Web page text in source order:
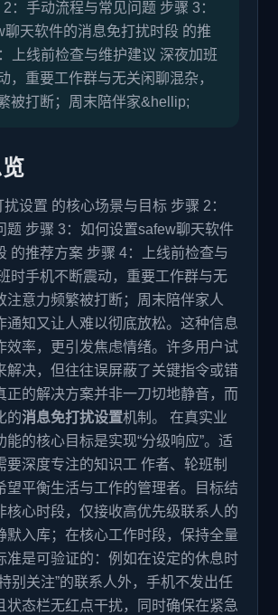
：手动流程与常见问题 步骤 3：
聊天软件的消息免打扰时段 的推
上线前检查与维护建议 深夜加班
，重要工作群与无关闲聊混杂，
被打断；周末陪伴家&hellip;
设置 的核心场景与目标 步骤 2：
题 步骤 3：如何设置safew聊天软件
的推荐方案 步骤 4：上线前检查与
时手机不断震动，重要工作群与无
注意力频繁被打断；周末陪伴家人
通知又让人难以彻底放松。这种信息
效率，更引发焦虑情绪。许多用户试
解决，但往往误屏蔽了关键指令或错
正的解决方案并非一刀切地静音，而
的消息免打扰设置机制。 在真实业
能的核心目标是实现“分级响应”。适
要深度专注的知识工 作者、轮班制
望平衡生活与工作的管理者。目标结
核心时段，仅接收高优先级联系人的
默入库；在核心工作时段，保持全量
准是可验证的：例如在设定的休息时
别关注”的联系人外，手机不发出任
状态栏无红点干扰，同时确保在紧急